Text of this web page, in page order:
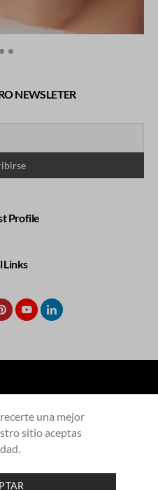
NEWSLETER
Profile
Links
Contacto
una mejor
sitio aceptas